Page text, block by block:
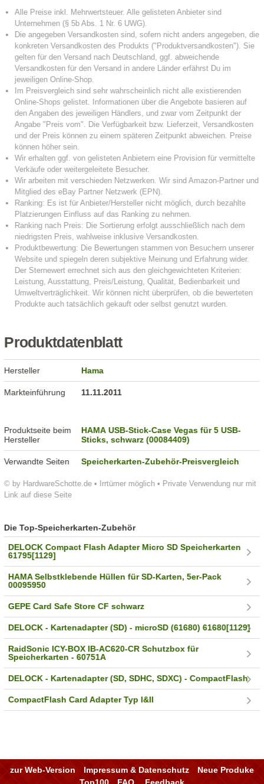
Produktdatenblatt
© by HardwareSchotte.de • Irrtümer möglich • Private Verwendung nur mit
Link auf diese Seite
Hersteller Hama
Markteinführung 11.11.2011
Produktseite beim
Hersteller
HAMA USB-Stick-Case Vegas für 5 USB-
Sticks, schwarz (00084409)
Verwandte Seiten Speicherkarten-Zubehör-Preisvergleich
Die Top-Speicherkarten-Zubehör
DELOCK Compact Flash Adapter Micro SD Speicherkarten
61795[1129]
HAMA Selbstklebende Hüllen für SD-Karten, 5er-Pack
00095950
GEPE Card Safe Store CF schwarz
DELOCK - Kartenadapter (SD) - microSD (61680) 61680[1129]
RaidSonic ICY-BOX IB-AC620-CR Schutzbox für
Speicherkarten - 60751A
DELOCK - Kartenadapter (SD, SDHC, SDXC) - CompactFlash
CompactFlash Card Adapter Typ I&II
zur Web-Version Impressum & Datenschutz
Neue Produke
Top100
FAQ Feedback